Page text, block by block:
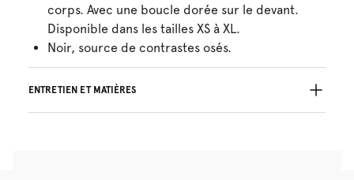
corps. Avec une boucle dorée sur le devant.
Disponible dans les tailles XS à XL.
Noir, source de contrastes osés.
ENTRETIEN ET MATIÈRES